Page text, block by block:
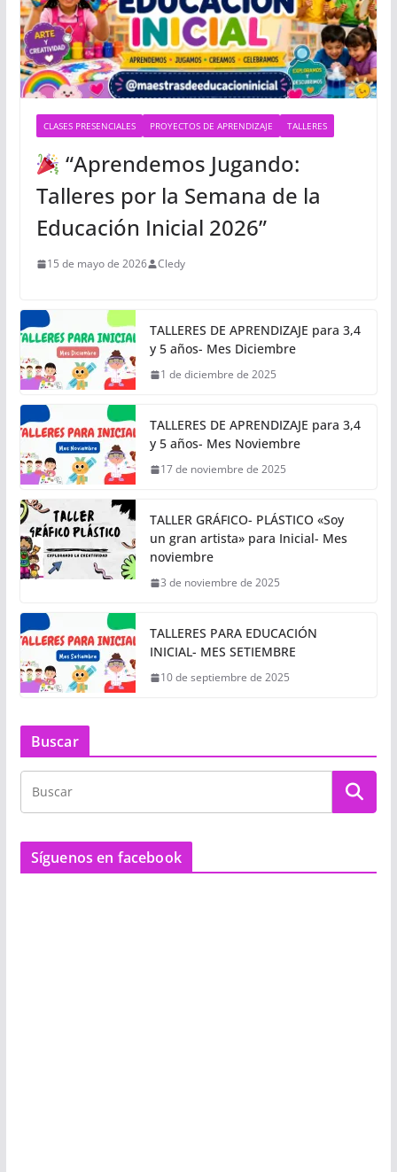
CLASES PRESENCIALES PROYECTOS DE APRENDIZAJE TALLERES
“Aprendemos Jugando:
Talleres por la Semana de la
Educación Inicial 2026”
15 de mayo de 2026 Cledy
TALLERES DE APRENDIZAJE para 3,4
y 5 años- Mes Diciembre
1 de diciembre de 2025
TALLERES DE APRENDIZAJE para 3,4
y 5 años- Mes Noviembre
17 de noviembre de 2025
TALLER GRÁFICO- PLÁSTICO «Soy
un gran artista» para Inicial- Mes
noviembre
3 de noviembre de 2025
TALLERES PARA EDUCACIÓN
INICIAL- MES SETIEMBRE
10 de septiembre de 2025
Buscar
Síguenos en facebook